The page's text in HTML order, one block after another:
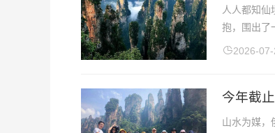
人人都知
抱，围出了
2026-07-
今年截
山水为媒，